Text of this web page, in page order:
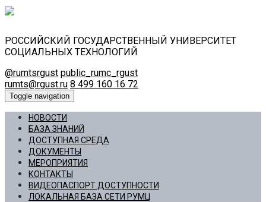
РОССИЙСКИЙ ГОСУДАРСТВЕННЫЙ УНИВЕРСИТЕТ
СОЦИАЛЬНЫХ ТЕХНОЛОГИЙ
@rumtsrgust public_rumc_rgust
rumts@rgust.ru 8 499 160 16 72
Toggle navigation
НОВОСТИ
БАЗА ЗНАНИЙ
ДОСТУПНАЯ СРЕДА
ДОКУМЕНТЫ
МЕРОПРИЯТИЯ
КОНТАКТЫ
ВИДЕОПАСПОРТ ДОСТУПНОСТИ
ЛОКАЛЬНАЯ БАЗА СЕТИ РУМЦ